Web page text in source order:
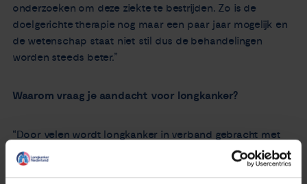
onderzoeken om deze ziekte te bestrijden. Zo is de
doelgerichte therapie nog maar een paar jaar mogelijk en
de wetenschap staat niet stil dus de behandelingen
worden steeds beter.”
Waarom vraag je aandacht voor longkanker?
“Door velen wordt longkanker in verband gebracht met
roken en een oudere leeftijd. Ik pas niet in dat plaatje
maar heb wel deze rotziekte. Daarom wil ik graag